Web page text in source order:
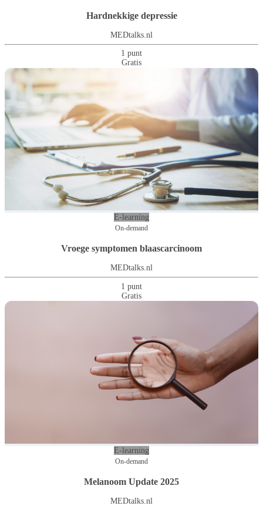
Hardnekkige depressie
MEDtalks.nl
1 punt
Gratis
E-learning
On-demand
Vroege symptomen blaascarcinoom
MEDtalks.nl
1 punt
Gratis
E-learning
On-demand
Melanoom Update 2025
MEDtalks.nl